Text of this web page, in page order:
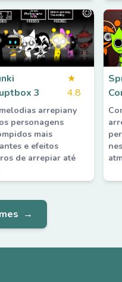
3
★
4.8
arrepiany
personagens
mais
e efeitos
de arrepiar até
→